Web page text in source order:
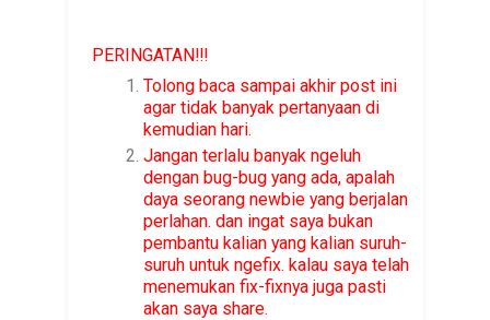
PERINGATAN!!!
Tolong baca sampai akhir post ini
agar tidak banyak pertanyaan di
kemudian hari.
Jangan terlalu banyak ngeluh
dengan bug-bug yang ada, apalah
daya seorang newbie yang berjalan
perlahan. dan ingat saya bukan
pembantu kalian yang kalian suruh-
suruh untuk ngefix. kalau saya telah
menemukan fix-fixnya juga pasti
akan saya share.